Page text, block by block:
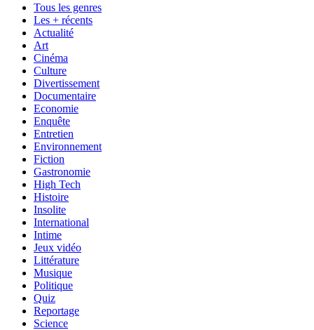
Tous les genres
Les + récents
Actualité
Art
Cinéma
Culture
Divertissement
Documentaire
Economie
Enquête
Entretien
Environnement
Fiction
Gastronomie
High Tech
Histoire
Insolite
International
Intime
Jeux vidéo
Littérature
Musique
Politique
Quiz
Reportage
Science